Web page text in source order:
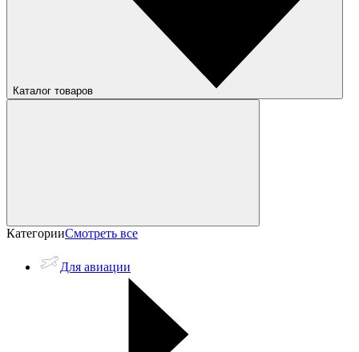
Каталог товаров
КатегорииСмотреть все
Для авиации